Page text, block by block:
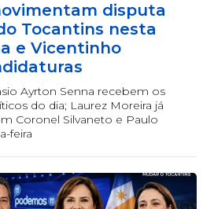
disputa
Tocantins nesta
e Vicentinho
Ayrton Senna recebem os
do dia; Laurez Moreira já
Coronel Silvaneto e Paulo
feira